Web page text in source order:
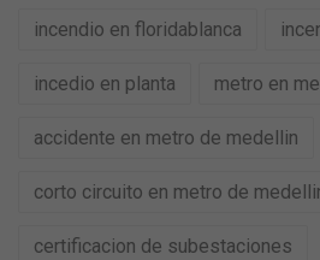
incendio en floridablanca
incedio en planta metro en
accidente en metro de medellin
corto circuito en metro de
certificacion de subestaciones